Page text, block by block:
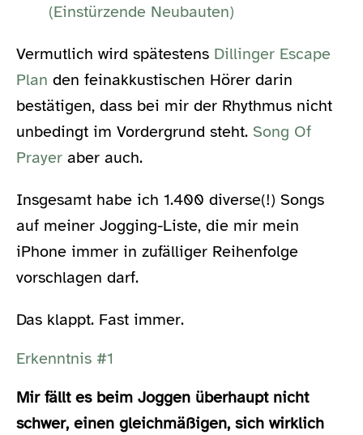
(Einstürzende Neubauten)
Vermutlich wird spätestens Dillinger Escape
Plan den feinakkustischen Hörer darin
bestätigen, dass bei mir der Rhythmus nicht
unbedingt im Vordergrund steht. Song Of
Prayer aber auch.
Insgesamt habe ich 1.400 diverse(!) Songs
auf meiner Jogging-Liste, die mir mein
iPhone immer in zufälliger Reihenfolge
vorschlagen darf.
Das klappt. Fast immer.
Erkenntnis #1
Mir fällt es beim Joggen überhaupt nicht
schwer, einen gleichmäßigen, sich wirklich